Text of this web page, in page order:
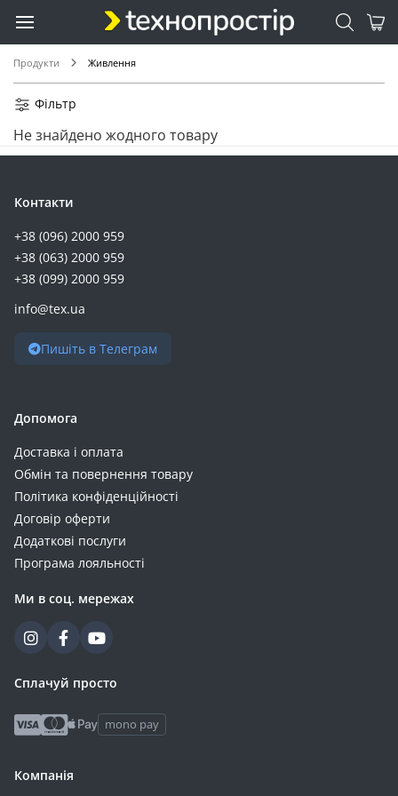
Продукти Живлення
Choetech (16)
ProLogix (15)
Bluetti (14)
Defender (13)
Romoss (13)
Energizer (12)
Gelius (12)
Maxxter (12)
Camelion (11)
Silicon Power (10)
EATON (9)
Aspiring (8)
Sigma (8)
Verbatim (8)
EnSmart (7)
Riva (7)
ALLPOWERS (6)
VEGER (6)
Фільтр
Не знайдено жодного товару
Контакти
+38 (096) 2000 959
+38 (063) 2000 959
+38 (099) 2000 959
info@tex.ua
Пишіть в Телеграм
Допомога
Доставка і оплата
Обмін та повернення товару
Політика конфіденційності
Договір оферти
Додаткові послуги
Програма лояльності
Ми в соц. мережах
Сплачуй просто
mono pay
Компанія